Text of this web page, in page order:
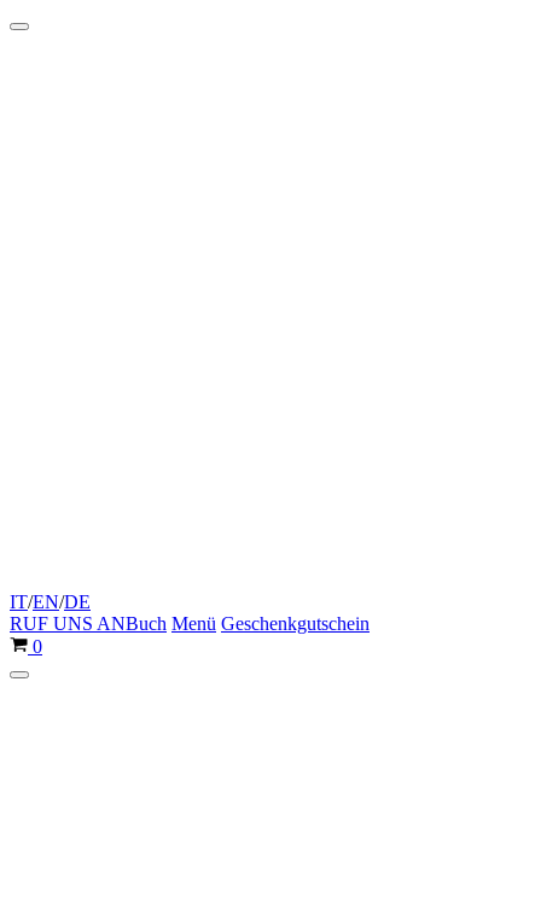
Navigationsmenü
IT/EN/DE
RUF UNS ANBuch Menü Geschenkgutschein
Warenkorb
0
Navigationsmenü